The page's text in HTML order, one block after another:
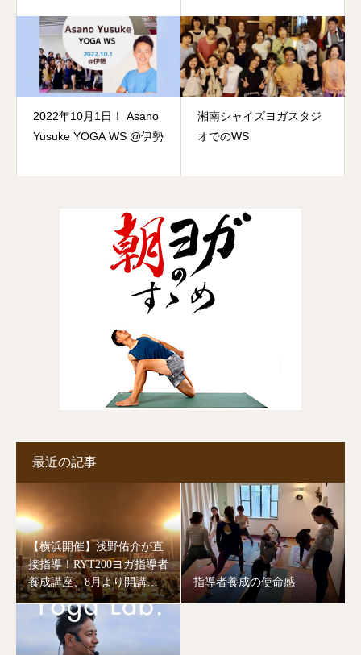
2022年10月1日！ Asano
Yusuke YOGA WS @伊勢
湘南シャイズヨガスタジ
オでのWS
最近の記事
【横浜開催】浅野佑介が直
接指導！RYT200ヨガ指導者
養成講座、8月より開講し
ます。
指導者養成の使命感